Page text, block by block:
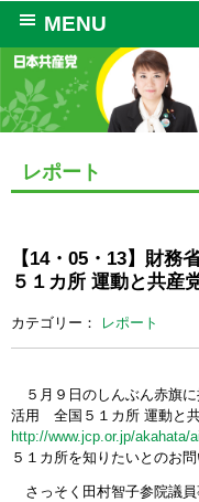
MENU
レポート
【14・05・13】財
５１カ所 運動と共産
カテゴリー： レポート
５月９日のしんぶん赤旗
活用 全国５１カ所 運動と共
http://www.jcp.or.jp/akahata/
５１カ所を知りたいとのお
さっそく田村智子参院議員